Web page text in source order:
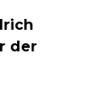
der